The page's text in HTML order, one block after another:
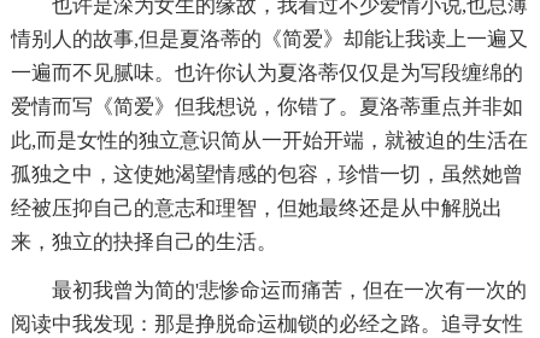
也许是深为女生的缘故，我看过不少爱情小说,也总薄
情别人的故事,但是夏洛蒂的《简爱》却能让我读上一遍又
一遍而不见腻味。也许你认为夏洛蒂仅仅是为写段缠绵的
爱情而写《简爱》但我想说，你错了。夏洛蒂重点并非如
此,而是女性的独立意识简从一开始开端，就被迫的生活在
孤独之中，这使她渴望情感的包容，珍惜一切，虽然她曾
经被压抑自己的意志和理智，但她最终还是从中解脱出
来，独立的抉择自己的生活。
最初我曾为简的'悲惨命运而痛苦，但在一次有一次的
阅读中我发现：那是挣脱命运枷锁的必经之路。追寻女性